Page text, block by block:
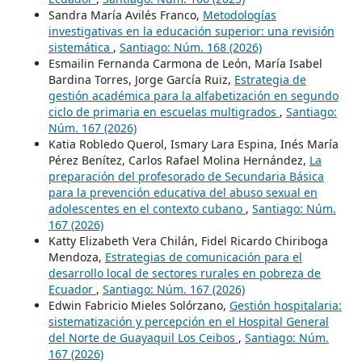
Sandra María Avilés Franco, Metodologías
investigativas en la educación superior: una revisión
sistemática , Santiago: Núm. 168 (2026)
Esmailin Fernanda Carmona de León, María Isabel
Bardina Torres, Jorge García Ruiz, Estrategia de
gestión académica para la alfabetización en segundo
ciclo de primaria en escuelas multigrados , Santiago:
Núm. 167 (2026)
Katia Robledo Querol, Ismary Lara Espina, Inés María
Pérez Benítez, Carlos Rafael Molina Hernández, La
preparación del profesorado de Secundaria Básica
para la prevención educativa del abuso sexual en
adolescentes en el contexto cubano , Santiago: Núm.
167 (2026)
Katty Elizabeth Vera Chilán, Fidel Ricardo Chiriboga
Mendoza, Estrategias de comunicación para el
desarrollo local de sectores rurales en pobreza de
Ecuador , Santiago: Núm. 167 (2026)
Edwin Fabricio Mieles Solórzano, Gestión hospitalaria:
sistematización y percepción en el Hospital General
del Norte de Guayaquil Los Ceibos , Santiago: Núm.
167 (2026)